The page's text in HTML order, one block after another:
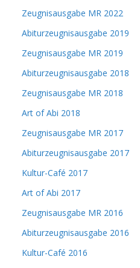
Zeugnisausgabe MR 2022
Abiturzeugnisausgabe 2019
Zeugnisausgabe MR 2019
Abiturzeugnisausgabe 2018
Zeugnisausgabe MR 2018
Art of Abi 2018
Zeugnisausgabe MR 2017
Abiturzeugnisausgabe 2017
Kultur-Café 2017
Art of Abi 2017
Zeugnisausgabe MR 2016
Abiturzeugnisausgabe 2016
Kultur-Café 2016